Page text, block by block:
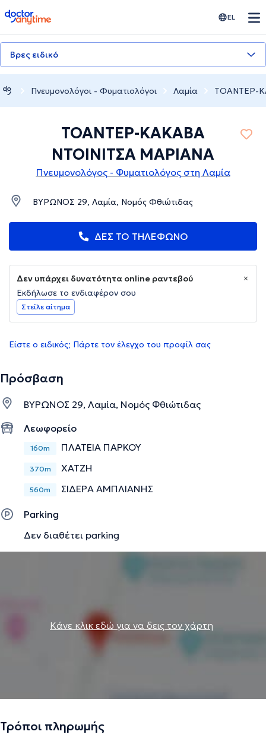
doctoranytime EL
Βρες ειδικό
Πνευμονολόγοι - Φυματιολόγοι Λαμία ΤΟΑΝΤΕΡ-
ΤΟΑΝΤΕΡ-ΚΑΚΑΒΑ
ΝΤΟΙΝΙΤΣΑ ΜΑΡΙΑΝΑ
Πνευμονολόγος - Φυματιολόγος στη Λαμία
ΒΥΡΩΝΟΣ 29, Λαμία, Νομός Φθιώτιδας
ΔΕΣ ΤΟ ΤΗΛΕΦΩΝΟ
Δεν υπάρχει δυνατότητα online ραντεβού
Εκδήλωσε το ενδιαφέρον σου
Στείλε αίτημα
Είστε ο ειδικός; Πάρτε τον έλεγχο του προφίλ σας
Πρόσβαση
ΒΥΡΩΝΟΣ 29, Λαμία, Νομός Φθιώτιδας
Λεωφορείο
160m ΠΛΑΤΕΙΑ ΠΑΡΚΟΥ
370m ΧΑΤΖΗ
560m ΣΙΔΕΡΑ ΑΜΠΛΙΑΝΗΣ
Parking
Δεν διαθέτει parking
Κάνε κλικ εδώ για να δεις τον χάρτη
Τρόποι πληρωμής